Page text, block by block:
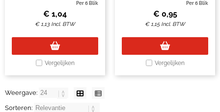
Per 6 Blik
€ 1,04
€1,13 Incl. BTW
Vergelijken
Per 6 Blik
€ 0,95
€1,15 Incl. BTW
Vergelijken
Weergave:
Sorteren: